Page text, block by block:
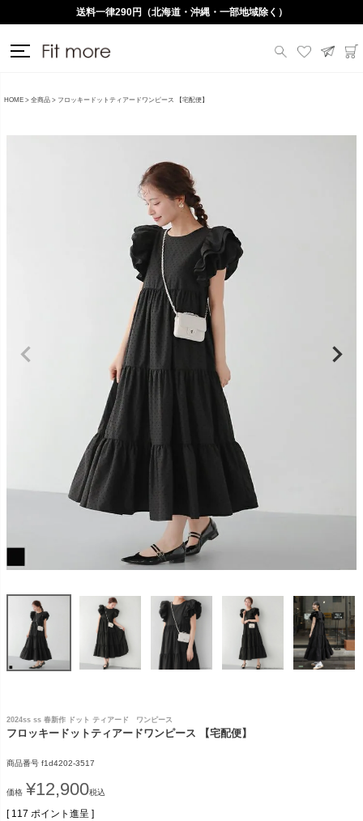
送料一律290円（北海道・沖縄・一部地域除く）
HOME 全商品 フロッキードットティアードワンピース 【宅配便】
2024ss ss 春新作 ドット ティアード ワンピース
フロッキードットティアードワンピース 【宅配便】
商品番号 f1d4202-3517
価格 ¥12,900税込
[ 117 ポイント進呈 ]